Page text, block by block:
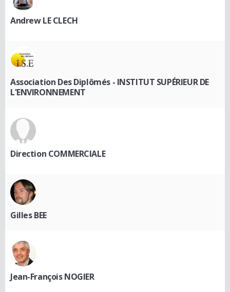
Andrew LE CLECH
Association Des Diplômés - INSTITUT SUPÉRIEUR DE
L'ENVIRONNEMENT
Direction COMMERCIALE
Gilles BEE
Jean-François NOGIER